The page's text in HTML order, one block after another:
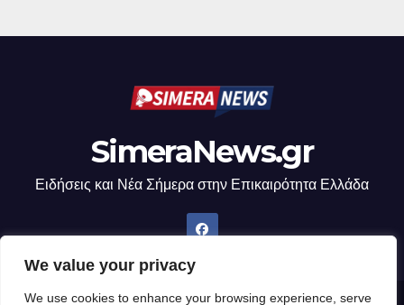
We value your privacy
We use cookies to enhance your browsing experience, serve
SimeraNews.gr
Ειδήσεις και Νέα Σήμερα στην Επικαιρότητα Ελλάδα